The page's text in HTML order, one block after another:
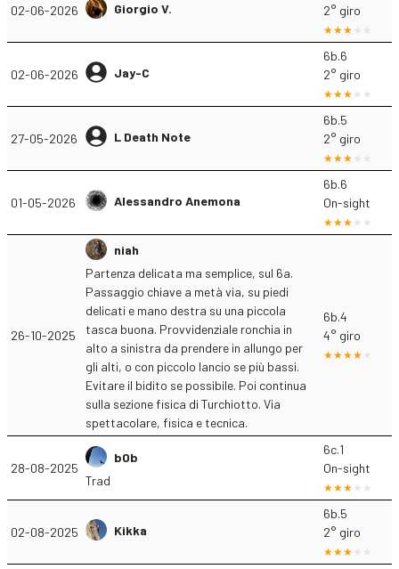
02-06-2026 Giorgio V. 2° giro
02-06-2026 Jay-C
6b.6
2° giro
27-05-2026 L Death Note
6b.5
2° giro
01-05-2026 Alessandro Anemona
6b.6
On-sight
26-10-2025
niah
Partenza delicata ma semplice, sul 6a.
Passaggio chiave a metà via, su piedi
delicati e mano destra su una piccola
tasca buona. Provvidenziale ronchia in
alto a sinistra da prendere in allungo per
gli alti, o con piccolo lancio se più bassi.
Evitare il bidito se possibile. Poi continua
sulla sezione fisica di Turchiotto. Via
spettacolare, fisica e tecnica.
6b.4
4° giro
28-08-2025
b0b
Trad
6c.1
On-sight
02-08-2025 Kikka
6b.5
2° giro